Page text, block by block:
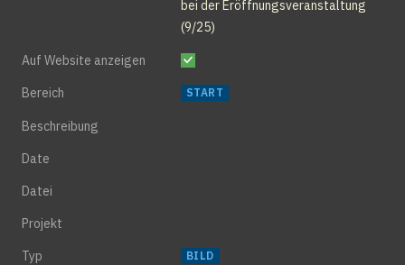
bei der Eröffnungsveranstaltung
(9/25)
Auf Website anzeigen
Bereich
START
Beschreibung
Date
Datei
Projekt
Typ
BILD